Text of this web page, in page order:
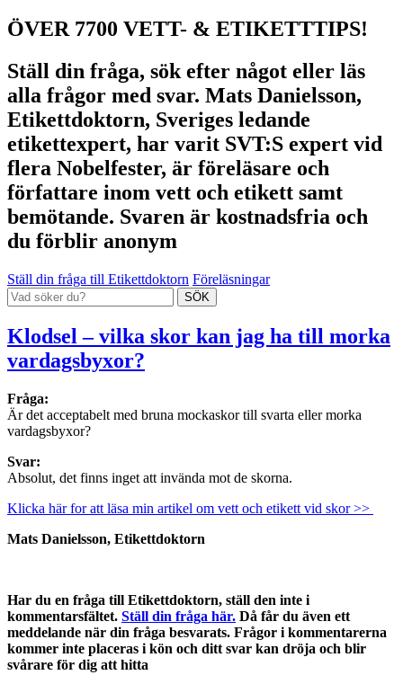
ÖVER 7700 VETT- & ETIKETTTIPS!
Ställ din fråga, sök efter något eller läs
alla frågor med svar. Mats Danielsson,
Etikettdoktorn, Sveriges ledande
etikettexpert, har varit SVT:S expert vid
flera Nobelfester, är föreläsare och
författare inom vett och etikett samt
bemötande. Svaren är kostnadsfria och
du förblir anonym
Ställ din fråga till Etikettdoktorn Föreläsningar
Klodsel – vilka skor kan jag ha till morka
vardagsbyxor?
Fråga:
Är det acceptabelt med bruna mockaskor till svarta eller morka
vardagsbyxor?
Svar:
Absolut, det finns inget att invända mot de skorna.
Klicka här for att läsa min artikel om vett och etikett vid skor >>
Mats Danielsson, Etikettdoktorn
Har du en fråga till Etikettdoktorn, ställ den inte i
kommentarsfältet. Ställ din fråga här. Då får du även ett
meddelande när din fråga besvarats. Frågor i kommentarerna
kommer inte placeras i kön och ditt svar kan dröja och blir
svårare för dig att hitta